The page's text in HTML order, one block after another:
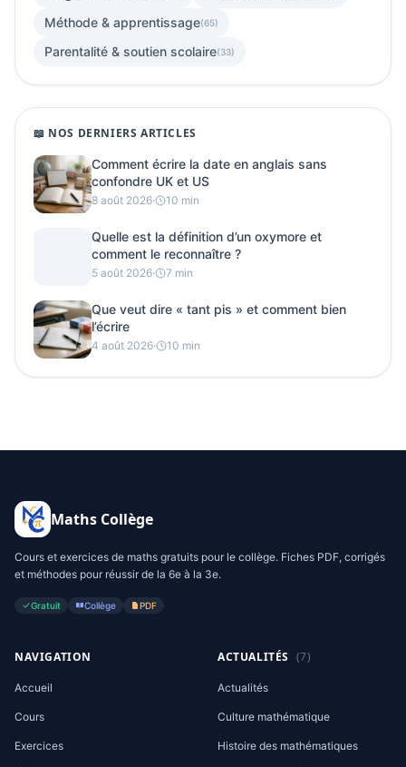
Méthode & apprentissage(65)
Parentalité & soutien scolaire(33)
📖 NOS DERNIERS ARTICLES
Comment écrire la date en anglais sans
confondre UK et US
8 août 2026· 10 min
Quelle est la définition d’un oxymore et
comment le reconnaître ?
5 août 2026· 7 min
Que veut dire « tant pis » et comment bien
l’écrire
4 août 2026· 10 min
Maths Collège
Cours et exercices de maths gratuits pour le collège. Fiches PDF, corrigés
et méthodes pour réussir de la 6e à la 3e.
Gratuit Collège PDF
NAVIGATION
Accueil
Cours
Exercices
ACTUALITÉS (7)
Actualités
Culture mathématique
Histoire des mathématiques